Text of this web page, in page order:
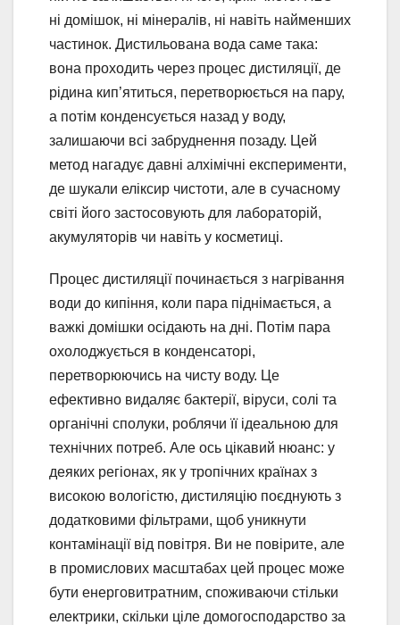
ні домішок, ні мінералів, ні навіть найменших
частинок. Дистильована вода саме така:
вона проходить через процес дистиляції, де
рідина кип’ятиться, перетворюється на пару,
а потім конденсується назад у воду,
залишаючи всі забруднення позаду. Цей
метод нагадує давні алхімічні експерименти,
де шукали еліксир чистоти, але в сучасному
світі його застосовують для лабораторій,
акумуляторів чи навіть у косметиці.
Процес дистиляції починається з нагрівання
води до кипіння, коли пара піднімається, а
важкі домішки осідають на дні. Потім пара
охолоджується в конденсаторі,
перетворюючись на чисту воду. Це
ефективно видаляє бактерії, віруси, солі та
органічні сполуки, роблячи її ідеальною для
технічних потреб. Але ось цікавий нюанс: у
деяких регіонах, як у тропічних країнах з
високою вологістю, дистиляцію поєднують з
додатковими фільтрами, щоб уникнути
контамінації від повітря. Ви не повірите, але
в промислових масштабах цей процес може
бути енерговитратним, споживаючи стільки
електрики, скільки ціле домогосподарство за